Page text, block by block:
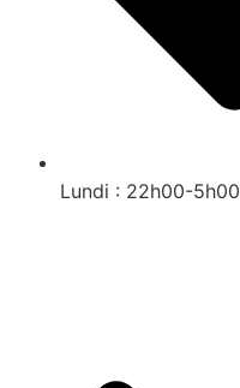
Lundi : 22h00-5h00